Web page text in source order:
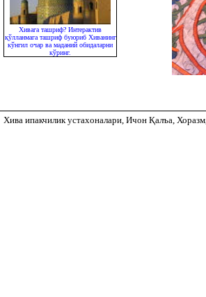
Хивага ташриф? Интерактив
қўлланмага ташриф буюриб Хиванинг
кўнгил очар ва маданий обидаларни
кўринг.
Хива ипакчилик устахоналари, Ичон Қалъа,